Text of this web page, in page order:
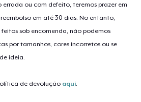
ou com defeito, teremos prazer em
em até 30 dias. No entanto,
sob encomenda, não podemos
por tamanhos, cores incorretos ou se
ideia.
de devolução aqui.